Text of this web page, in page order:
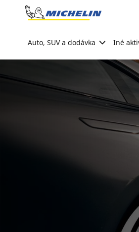
Go to page content
Auto, SUV a dodávka Iné